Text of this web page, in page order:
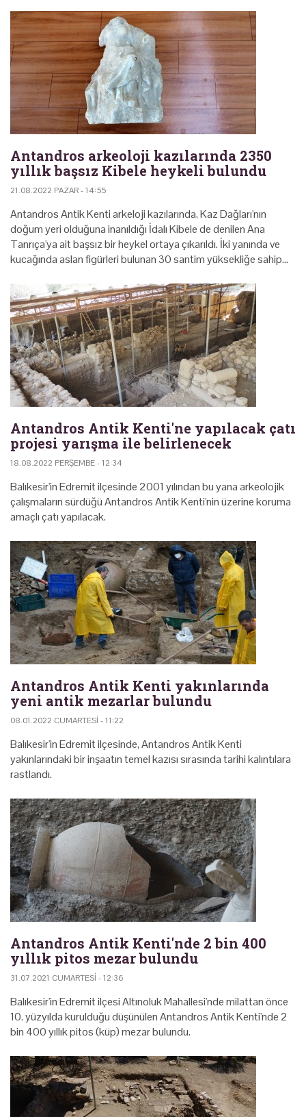
Antandros arkeoloji kazılarında 2350
yıllık başsız Kibele heykeli bulundu
21.08.2022 PAZAR - 14:55
Antandros Antik Kenti arkeloji kazılarında, Kaz Dağları'nın
doğum yeri olduğuna inanıldığı İdalı Kibele de denilen Ana
Tanrıça'ya ait başsız bir heykel ortaya çıkarıldı. İki yanında ve
kucağında aslan figürleri bulunan 30 santim yüksekliğe sahip…
Antandros Antik Kenti'ne yapılacak çatı
projesi yarışma ile belirlenecek
18.08.2022 PERŞEMBE - 12:34
Balıkesir'in Edremit ilçesinde 2001 yılından bu yana arkeolojik
çalışmaların sürdüğü Antandros Antik Kenti'nin üzerine koruma
amaçlı çatı yapılacak.
Antandros Antik Kenti yakınlarında
yeni antik mezarlar bulundu
08.01.2022 CUMARTESI - 11:22
Balıkesir'in Edremit ilçesinde, Antandros Antik Kenti
yakınlarındaki bir inşaatın temel kazısı sırasında tarihi kalıntılara
rastlandı.
Antandros Antik Kenti'nde 2 bin 400
yıllık pitos mezar bulundu
31.07.2021 CUMARTESI - 12:36
Balıkesir'in Edremit ilçesi Altınoluk Mahallesi'nde milattan önce
10. yüzyılda kurulduğu düşünülen Antandros Antik Kenti'nde 2
bin 400 yıllık pitos (küp) mezar bulundu.